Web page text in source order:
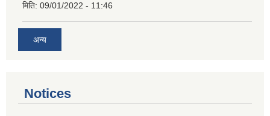
मिति: 09/01/2022 - 11:46
अन्य
Notices